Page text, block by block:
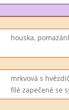
houska,
mrkvová s
filé zapečené se